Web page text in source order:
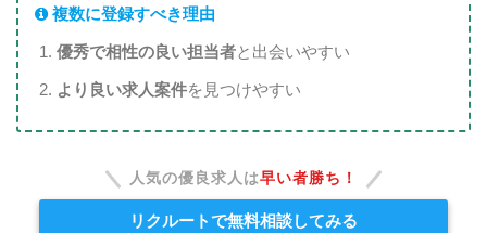
複数に登録すべき理由
優秀で相性の良い担当者と出会いやすい
より良い求人案件を見つけやすい
人気の優良求人は早い者勝ち！
リクルートで無料相談してみる